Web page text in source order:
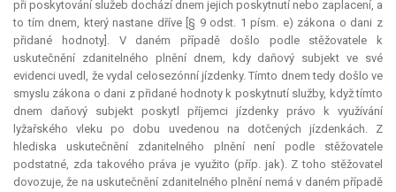
při poskytování služeb dochází dnem jejich poskytnutí nebo zaplacení, a
to tím dnem, který nastane dříve [§ 9 odst. 1 písm. e) zákona o dani z
přidané hodnoty]. V daném případě došlo podle stěžovatele k
uskutečnění zdanitelného plnění dnem, kdy daňový subjekt ve své
evidenci uvedl, že vydal celosezónní jízdenky. Tímto dnem tedy došlo ve
smyslu zákona o dani z přidané hodnoty k poskytnutí služby, když tímto
dnem daňový subjekt poskytl příjemci jízdenky právo k využívání
lyžařského vleku po dobu uvedenou na dotčených jízdenkách. Z
hlediska uskutečnění zdanitelného plnění není podle stěžovatele
podstatné, zda takového práva je využito (příp. jak). Z toho stěžovatel
dovozuje, že na uskutečnění zdanitelného plnění nemá v daném případě